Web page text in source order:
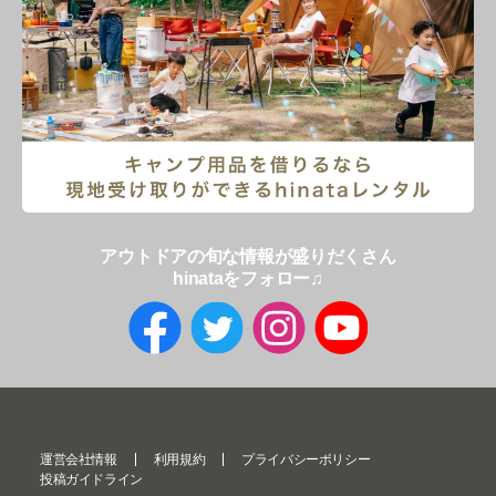
アウトドアの旬な情報が盛りだくさん
hinataをフォロー♫
運営会社情報 利用規約
プライバシーポリシー
投稿ガイドライン